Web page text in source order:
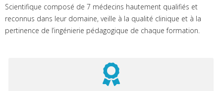
Scientifique composé de 7 médecins hautement qualifiés et
reconnus dans leur domaine, veille à la qualité clinique et à la
pertinence de l’ingénierie pédagogique de chaque formation.